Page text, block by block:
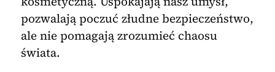
pozwalają poczuć złudne bezpieczeństwo,
ale nie pomagają zrozumieć chaosu
świata.